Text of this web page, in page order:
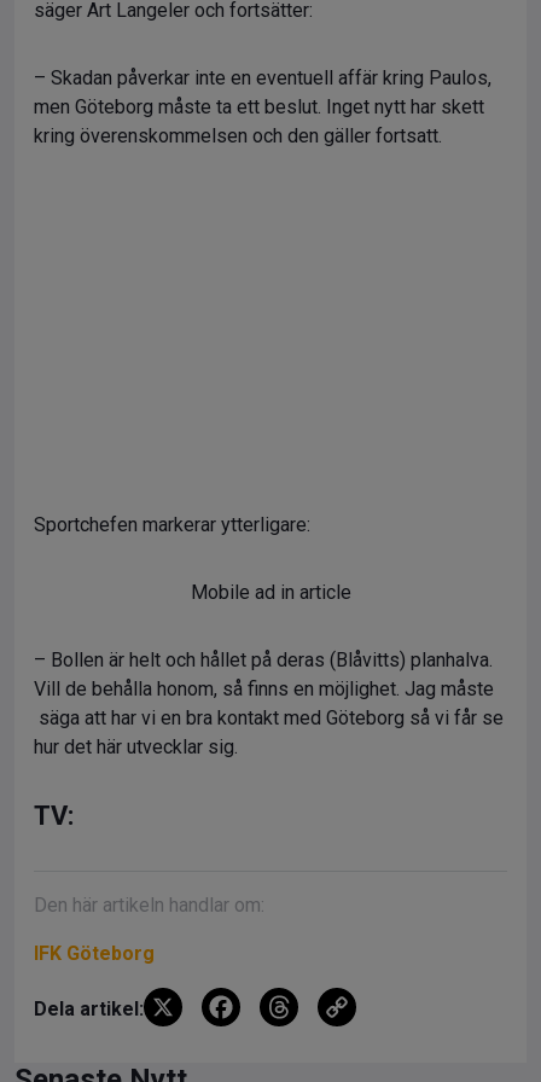
säger Art Langeler och fortsätter:
– Skadan påverkar inte en eventuell affär kring Paulos,
men Göteborg måste ta ett beslut. Inget nytt har skett
kring överenskommelsen och den gäller fortsatt.
Sportchefen markerar ytterligare:
Mobile ad in article
– Bollen är helt och hållet på deras (Blåvitts) planhalva.
Vill de behålla honom, så finns en möjlighet. Jag måste
säga att har vi en bra kontakt med Göteborg så vi får se
hur det här utvecklar sig.
TV:
Den här artikeln handlar om:
IFK Göteborg
Dela artikel: X
F
T